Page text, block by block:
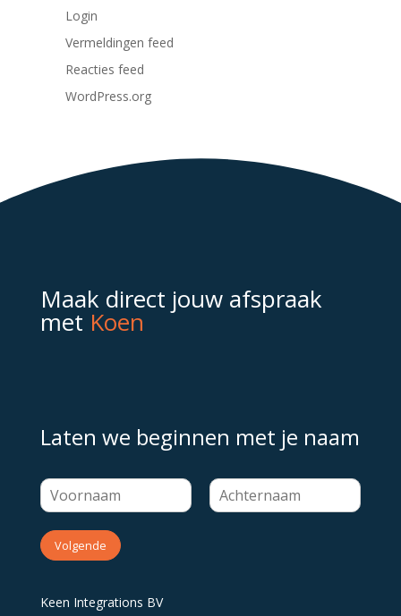
Login
Vermeldingen feed
Reacties feed
WordPress.org
Maak direct jouw afspraak
met Koen
Laten we beginnen met je naam
Volgende
Keen Integrations BV